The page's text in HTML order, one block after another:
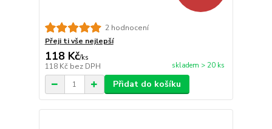
2 hodnocení
Přeji ti vše nejlepší
118 Kč/ks
118 Kč bez DPH skladem > 20 ks
Přidat do košíku